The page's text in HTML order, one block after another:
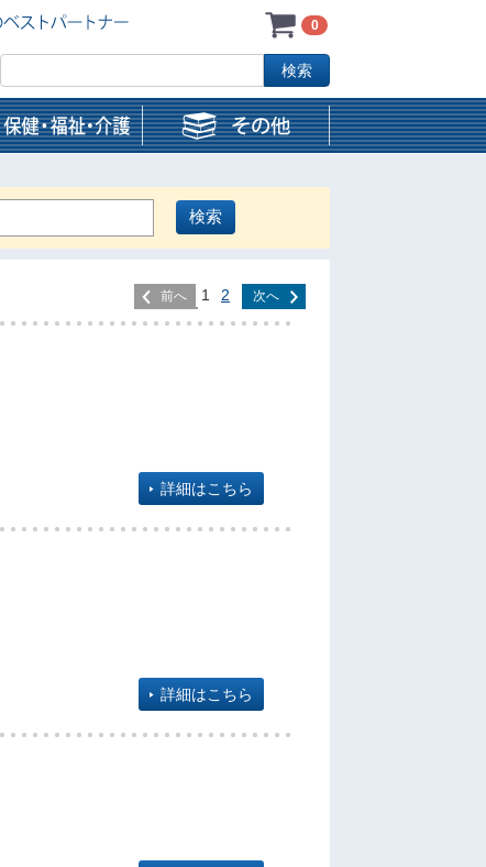
0
前へ 1 2 次へ
詳細はこちら
詳細はこちら